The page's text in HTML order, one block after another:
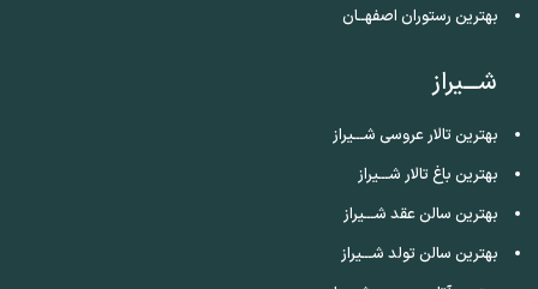
بهترین رستوران اصفهــان
شـــیراز
بهترین تالار عروسی شـــیراز
بهترین باغ تالار شـــیراز
بهترین سالن عقد شـــیراز
بهترین سالن تولد شـــیراز